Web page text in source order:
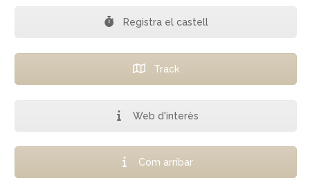
Registra el castell
Track
Web d'interès
Com arribar